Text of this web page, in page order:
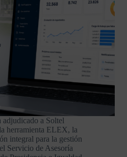
a Soltel
herramienta ELEX, la
integral para la gestión
Servicio de Asesoría